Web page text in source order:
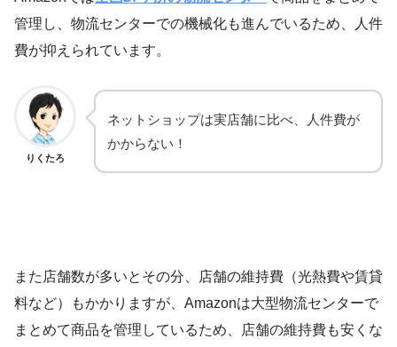
管理し、物流センターでの機械化も進んでいるため、人件
費が抑えられています。
りくたろ
ネットショップは実店舗に比べ、人件費が
かからない！
また店舗数が多いとその分、店舗の維持費（光熱費や賃貸
料など）もかかりますが、Amazonは大型物流センターで
まとめて商品を管理しているため、店舗の維持費も安くな